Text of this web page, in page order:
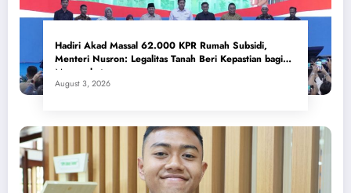
Hadiri Akad Massal 62.000 KPR Rumah Subsidi,
Menteri Nusron: Legalitas Tanah Beri Kepastian bagi
Masyarakat
August 3, 2026